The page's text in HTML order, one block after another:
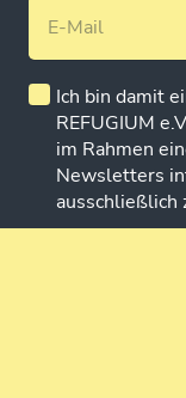
Ich bin damit
REFUGIUM
im Rahmen
Newsletters
ausschließlich